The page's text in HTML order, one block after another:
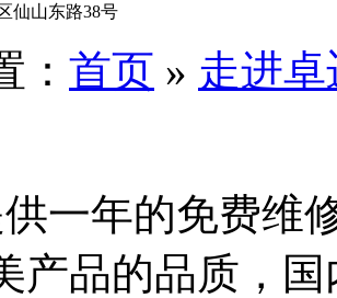
仙山东路38号
： 首页 » 走进
一年的免费维
产品的品质，